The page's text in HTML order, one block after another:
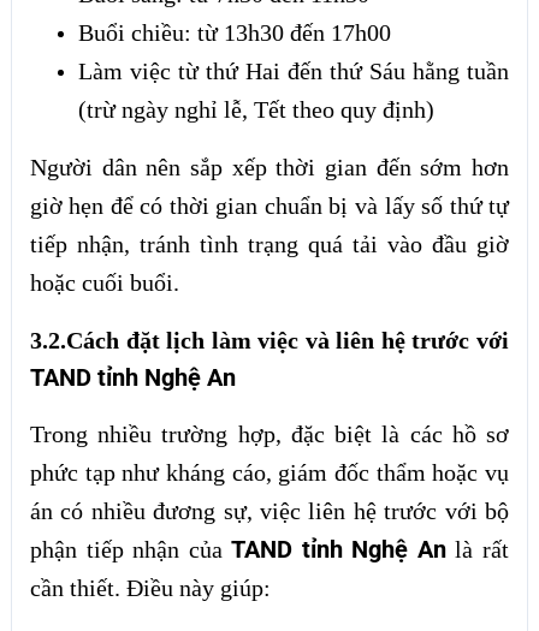
Buổi chiều: từ 13h30 đến 17h00
Làm việc từ thứ Hai đến thứ Sáu hằng tuần
(trừ ngày nghỉ lễ, Tết theo quy định)
Người dân nên sắp xếp thời gian đến sớm hơn
giờ hẹn để có thời gian chuẩn bị và lấy số thứ tự
tiếp nhận, tránh tình trạng quá tải vào đầu giờ
hoặc cuối buổi.
3.2.Cách đặt lịch làm việc và liên hệ trước với
TAND tỉnh Nghệ An
Trong nhiều trường hợp, đặc biệt là các hồ sơ
phức tạp như kháng cáo, giám đốc thẩm hoặc vụ
án có nhiều đương sự, việc liên hệ trước với bộ
phận tiếp nhận củaTAND tỉnh Nghệ Anlà rất
cần thiết. Điều này giúp: